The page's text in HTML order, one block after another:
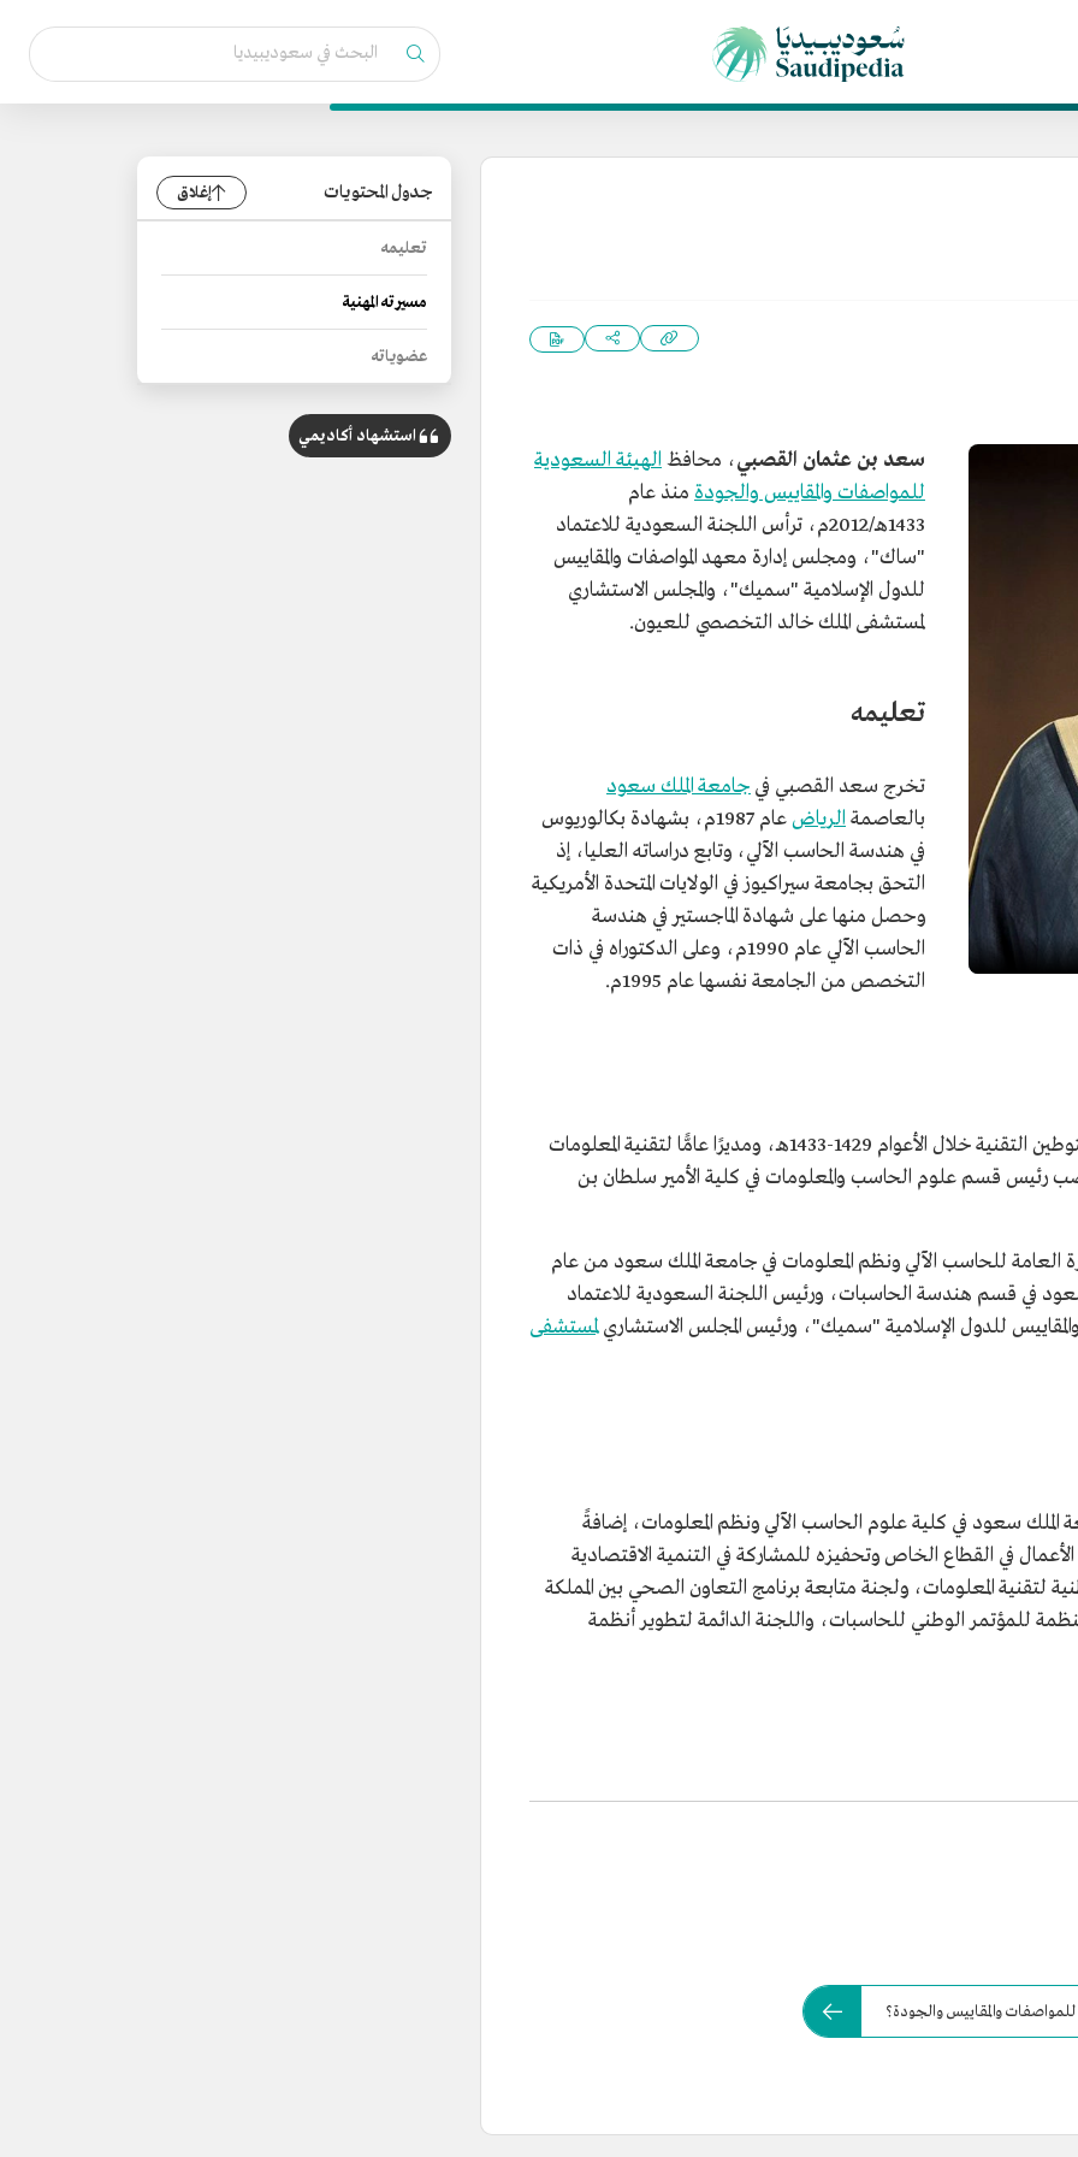
"ساك".
والمقاييس
خالد
من جامعة
الخاص
سعد بن عثمان القصبي، محافظ الهيئة السعودية
للمواصفات والمقاييس والجودة منذ عام
1433هـ/2012م، ترأس اللجنة السعودية للاعتماد
"ساك"، ومجلس إدارة معهد المواصفات والمقاييس
للدول الإسلامية "سميك"، والمجلس الاستشاري
لمستشفى الملك خالد التخصصي للعيون.
تعليمه
تخرج سعد القصبي في جامعة الملك سعود
بالعاصمة الرياض
عام 1987م، بشهادة بكالوريوس
في هندسة الحاسب الآلي، وتابع دراساته العليا، إذ
التحق بجامعة سيراكيوز في الولايات المتحدة الأمريكية
وحصل منها على شهادة الماجستير في هندسة
الحاسب الآلي عام 1990م، وعلى الدكتوراه في ذات
التخصص من الجامعة نفسها عام 1995م.
عمل سعد القصبي مديرًا عامًّا للشركة الفنية لتوطين التقنية خلال الأعوام 1429-1433هـ، ومديرًا عامًّا لتقنية المعلومات
قسم علوم الحاسب والمعلومات في كلية الأمير سلطان بن
العامة للحاسب الآلي ونظم المعلومات في جامعة الملك سعود من عام
الملك سعود في قسم هندسة الحاسبات، ورئيس اللجنة السعودية للاعتماد
للدول الإسلامية "سميك"، ورئيس المجلس الاستشاريلمستشفى
سعود في كلية علوم الحاسب الآلي ونظم المعلومات، إضافةً
في القطاع الخاص وتحفيزه للمشاركة في التنمية الاقتصادية
لتقنية المعلومات، ولجنة متابعة برنامج التعاون الصحي بين المملكة
للمؤتمر الوطني للحاسبات، واللجنة الدائمة لتطوير أنظمة
والمقاييس والجودة؟
جدول المحتويات إغلاق
تعليمه
مسيرته المهنية
عضوياته
استشهاد أكاديمي